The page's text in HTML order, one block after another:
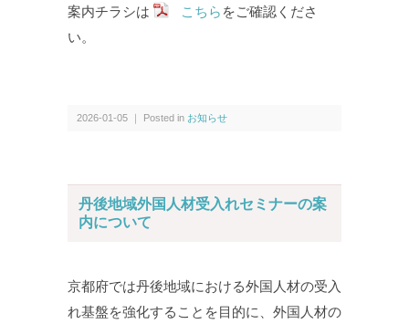
案内チラシは こちら をご確認くださ
い。
2026-01-05 ｜ Posted in お知らせ
丹後地域外国人材受入れセミナーの案
内について
京都府では丹後地域における外国人材の受入
れ基盤を強化することを目的に、外国人材の